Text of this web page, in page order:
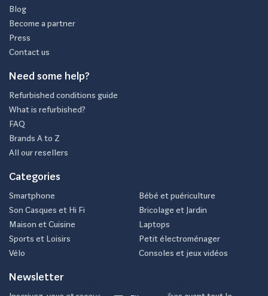
Blog
Become a partner
Press
Contact us
Need some help?
Refurbished conditions guide
What is refurbished?
FAQ
Brands A to Z
All our resellers
Categories
Smartphone
Son Casques et Hi Fi
Maison et Cuisine
Sports et Loisirs
Vélo
Bébé et puériculture
Bricolage et Jardin
Laptops
Petit électroménager
Consoles et jeux vidéos
Newsletter